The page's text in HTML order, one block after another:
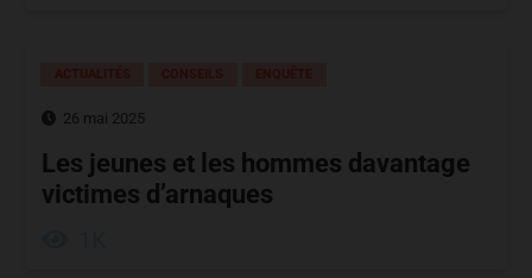
26 mai 2025
Les jeunes et les hommes davantage
victimes d’arnaques